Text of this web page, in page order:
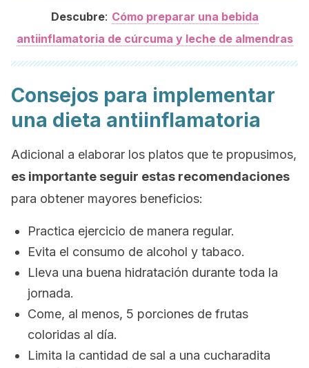
Descubre: Cómo preparar una bebida
antiinflamatoria de cúrcuma y leche de almendras
Consejos para implementar
una dieta antiinflamatoria
Adicional a elaborar los platos que te propusimos,
es importante seguir estas recomendaciones
para obtener mayores beneficios:
Practica ejercicio de manera regular.
Evita el consumo de alcohol y tabaco.
Lleva una buena hidratación durante toda la
jornada.
Come, al menos, 5 porciones de frutas
coloridas al día.
Limita la cantidad de sal a una cucharadita